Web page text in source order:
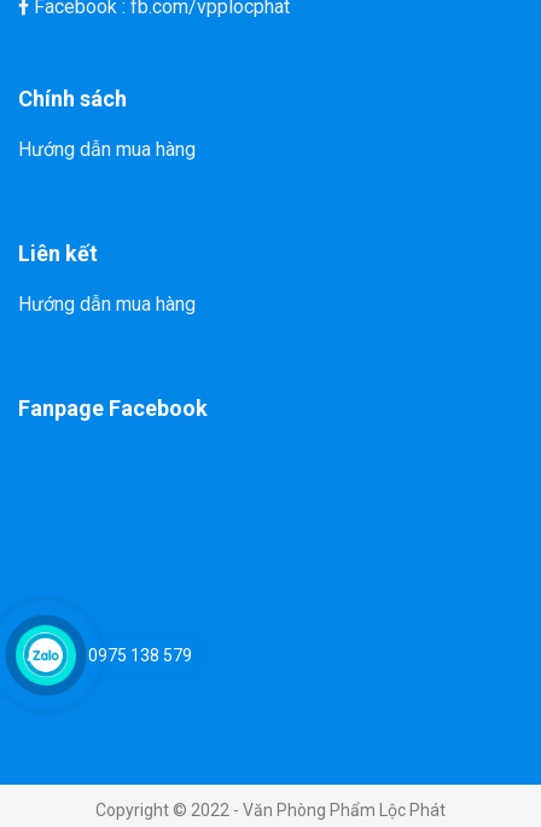
Facebook : fb.com/vpplocphat
Chính sách
Hướng dẫn mua hàng
Liên kết
Hướng dẫn mua hàng
Fanpage Facebook
Copyright © 2022 - Văn Phòng Phẩm Lộc Phát
0975 138 579